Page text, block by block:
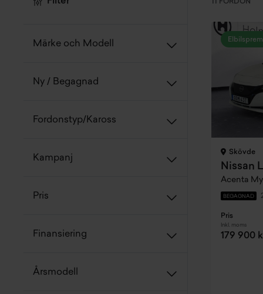
Märke och Modell
Ny / Begagnad
Fordonstyp/Kaross
Kampanj
Pris
Finansiering
Årsmodell
11 FORDON
Skövde
Nissan
Acenta
BEGAGNAD
Pris
Inkl. moms
179 900